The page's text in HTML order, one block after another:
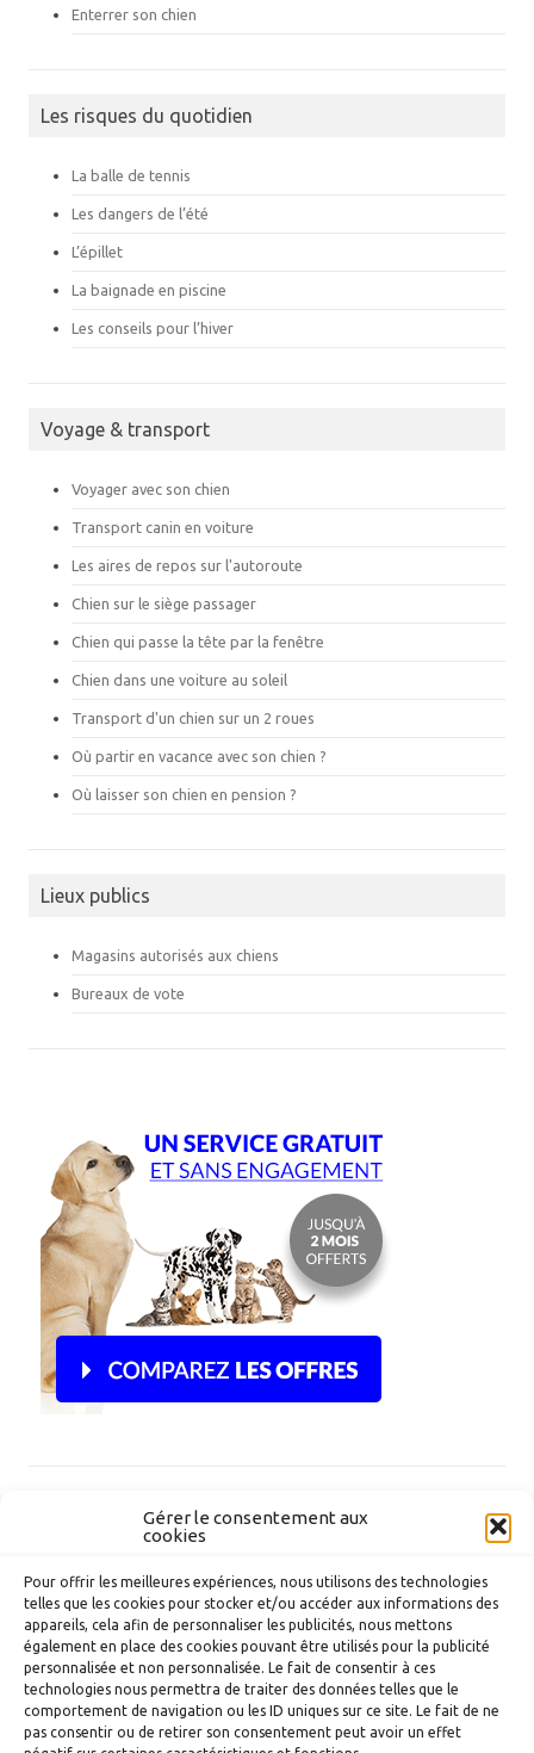
Gérer le consentement aux
cookies
Pour offrir les meilleures expériences, nous utilisons des technologies
telles que les cookies pour stocker et/ou accéder aux informations des
appareils, cela afin de personnaliser les publicités, nous mettons
également en place des cookies pouvant être utilisés pour la publicité
personnalisée et non personnalisée. Le fait de consentir à ces
technologies nous permettra de traiter des données telles que le
comportement de navigation ou les ID uniques sur ce site. Le fait de ne
pas consentir ou de retirer son consentement peut avoir un effet
Enterrer son chien
Les risques du quotidien
La balle de tennis
Les dangers de l’été
L’épillet
La baignade en piscine
Les conseils pour l’hiver
Voyage & transport
Voyager avec son chien
Transport canin en voiture
Les aires de repos sur l'autoroute
Chien sur le siège passager
Chien qui passe la tête par la fenêtre
Chien dans une voiture au soleil
Transport d'un chien sur un 2 roues
Où partir en vacance avec son chien ?
Où laisser son chien en pension ?
Lieux publics
Magasins autorisés aux chiens
Bureaux de vote
Nourrir son chien avec la ration ménagère Dog Chef
Peut-on aller voter accompagné de son chien ?
Comparer les organismes d'assurance canine: